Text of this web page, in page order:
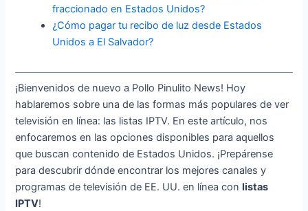
fraccionado en Estados Unidos?
¿Cómo pagar tu recibo de luz desde Estados
Unidos a El Salvador?
¡Bienvenidos de nuevo a Pollo Pinulito News! Hoy
hablaremos sobre una de las formas más populares de ver
televisión en línea: las listas IPTV. En este artículo, nos
enfocaremos en las opciones disponibles para aquellos
que buscan contenido de Estados Unidos. ¡Prepárense
para descubrir dónde encontrar los mejores canales y
programas de televisión de EE. UU. en línea conlistas
IPTV!